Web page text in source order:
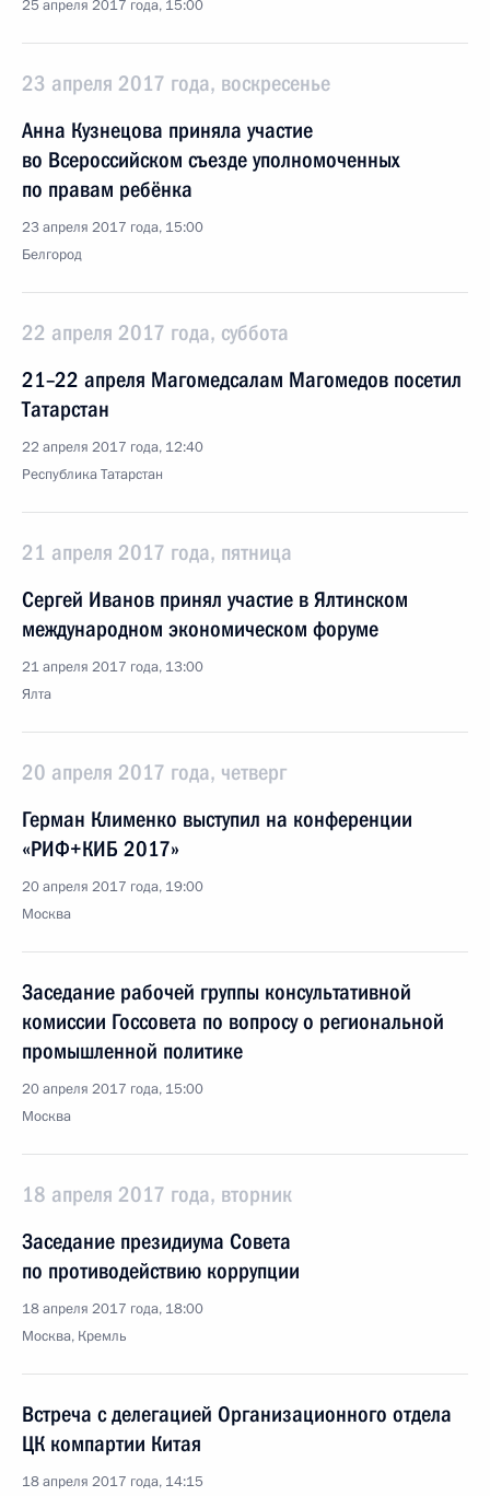
25 апреля 2017 года, 15:00
23 апреля 2017 года, воскресенье
Анна Кузнецова приняла участие
во Всероссийском съезде уполномоченных
по правам ребёнка
23 апреля 2017 года, 15:00
Белгород
22 апреля 2017 года, суббота
21–22 апреля Магомедсалам Магомедов посетил
Татарстан
22 апреля 2017 года, 12:40
Республика Татарстан
21 апреля 2017 года, пятница
Сергей Иванов принял участие в Ялтинском
международном экономическом форуме
21 апреля 2017 года, 13:00
Ялта
20 апреля 2017 года, четверг
Герман Клименко выступил на конференции
«РИФ+КИБ 2017»
20 апреля 2017 года, 19:00
Москва
Заседание рабочей группы консультативной
комиссии Госсовета по вопросу о региональной
промышленной политике
20 апреля 2017 года, 15:00
Москва
18 апреля 2017 года, вторник
Заседание президиума Совета
по противодействию коррупции
18 апреля 2017 года, 18:00
Москва, Кремль
Встреча с делегацией Организационного отдела
ЦК компартии Китая
18 апреля 2017 года, 14:15